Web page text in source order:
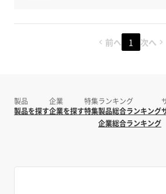
前へ 1 次へ
製品
製品を探す
企業
企業を探す
特集
特集
ランキング
製品総合ランキング
企業総合ランキング